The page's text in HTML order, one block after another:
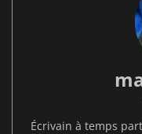
Écrivain à temps